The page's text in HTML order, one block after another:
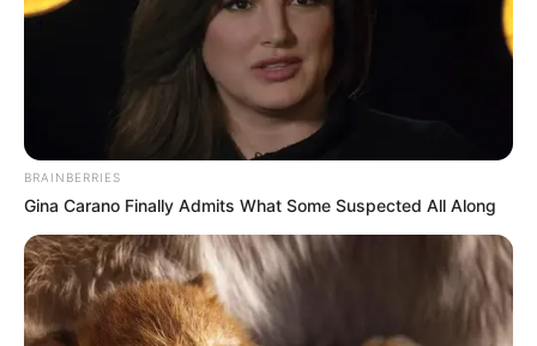
A movimentação política no Senado ganhou força
depois que Davi Alcolumbre tomou uma decisão
que pode atrapalhar os planos do governo Lula